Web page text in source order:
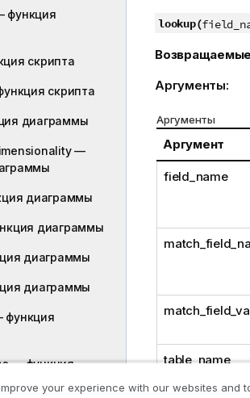
функция
скрипта
скрипта
диаграммы
—
диаграммы
диаграммы
диаграммы
диаграммы
функция
— функция
lookup(
Аргументы:
Аргументы
Аргумент
field_name
table_name
your experience with our websites and